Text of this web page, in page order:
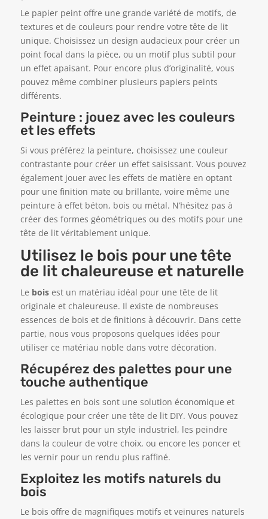
Le papier peint offre une grande variété de motifs, de
textures et de couleurs pour rendre votre tête de lit
unique. Choisissez un design audacieux pour créer un
point focal dans la pièce, ou un motif plus subtil pour
un effet apaisant. Pour encore plus d’originalité, vous
pouvez même combiner plusieurs papiers peints
différents.
Peinture : jouez avec les couleurs
et les effets
Si vous préférez la peinture, choisissez une couleur
contrastante pour créer un effet saisissant. Vous pouvez
également jouer avec les effets de matière en optant
pour une finition mate ou brillante, voire même une
peinture à effet béton, bois ou métal. N’hésitez pas à
créer des formes géométriques ou des motifs pour une
tête de lit véritablement unique.
Utilisez le bois pour une tête
de lit chaleureuse et naturelle
Le boisest un matériau idéal pour une tête de lit
originale et chaleureuse. Il existe de nombreuses
essences de bois et de finitions à découvrir. Dans cette
partie, nous vous proposons quelques idées pour
utiliser ce matériau noble dans votre décoration.
Récupérez des palettes pour une
touche authentique
Les palettes en bois sont une solution économique et
écologique pour créer une tête de lit DIY. Vous pouvez
les laisser brut pour un style industriel, les peindre
dans la couleur de votre choix, ou encore les poncer et
les vernir pour un rendu plus raffiné.
Exploitez les motifs naturels du
bois
Le bois offre de magnifiques motifs et veinures naturels